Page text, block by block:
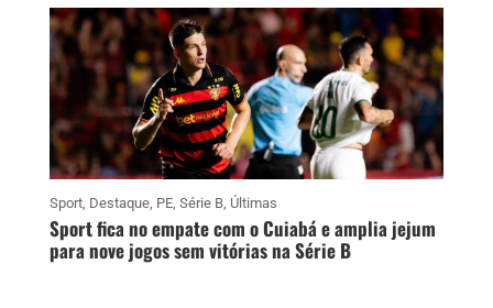
Sport, Destaque, PE, Série B, Últimas
Sport fica no empate com o Cuiabá e amplia jejum
para nove jogos sem vitórias na Série B